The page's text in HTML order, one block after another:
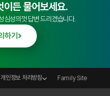
이든 물어보세요.
심성의껏 답변 드리겠습니다.
하기
개인정보 처리방침 Family Site